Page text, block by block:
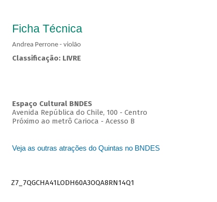
Ficha Técnica
Andrea Perrone - violão
Classificação: LIVRE
Espaço Cultural BNDES
Avenida República do Chile, 100 - Centro
Próximo ao metrô Carioca - Acesso B
Veja as outras atrações do Quintas no BNDES
Z7_7QGCHA41LODH60A3OQA8RN14Q1